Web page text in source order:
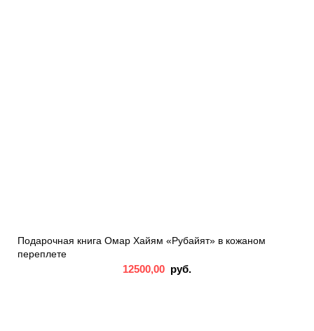
Подарочная книга Омар Хайям «Рубайят» в кожаном
переплете
12500,00 руб.